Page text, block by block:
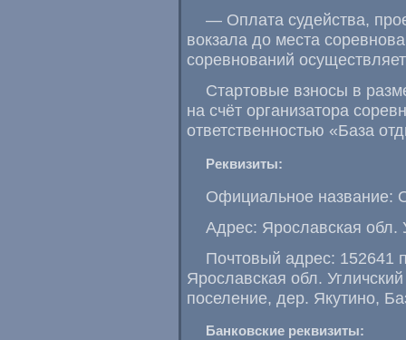
— Оплата судейства,
вокзала до места
соревнований
Стартовые взносы в
на счёт организатора
ответственностью «База
Реквизиты:
Официальное название:
Адрес: Ярославская обл.
Почтовый адрес: 152641
Ярославская обл.
поселение, дер. Якутино,
Банковские реквизиты: